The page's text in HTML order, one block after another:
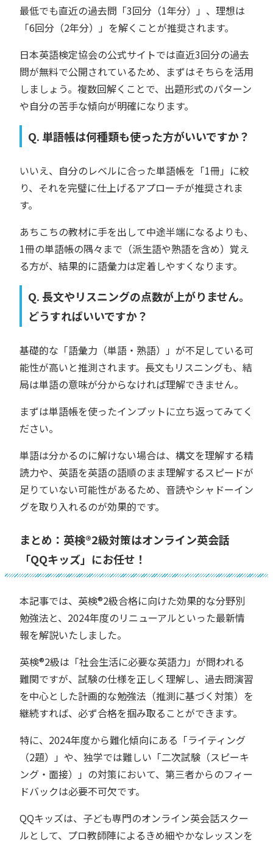
最低でも直近の過去問「3回分（1年分）」、理想は
「6回分（2年分）」を解くことが推奨されます。
日本英語検定協会の公式サイトでは直近3回分の過去
問が無料で公開されているため、まずはそちらを活用
しましょう。複数回解くことで、出題形式のパターン
や自分の苦手な傾向が明確になります。
Q. 単語帳は何種類も使った方がいいですか？
いいえ、自分のレベルに合った単語帳を「1冊」に絞
り、それを完璧に仕上げるアプローチが推奨されま
す。
あちこちの教材に手を出して中途半端になるよりも、
1冊の単語帳の隅々まで（派生語や熟語を含め）覚え
る方が、結果的に語彙力は定着しやすくなります。
Q. 長文やリスニングの点数が上がりません。
どうすればいいですか？
基礎的な「語彙力（単語・熟語）」が不足している可
能性が高いと推測されます。長文もリスニングも、結
局は単語の意味が分からなければ理解できません。
まずは単語帳を使ったインプットに立ち返ってみてく
ださい。
単語は分かるのに解けない場合は、構文を理解する精
読力や、英語を英語の語順のまま理解するスピードが
足りていない可能性があるため、音読やシャドーイン
グを取り入れるのが効果的です。
まとめ：英検®︎2級対策はオンライン英会話
「QQキッズ」にお任せ！
本記事では、英検®︎2級合格に向けた効果的な分野別
勉強法と、2024年度のリニューアルといった最新情
報を解説いたしました。
英検®︎2級は「社会生活に必要な英語力」が問われる
難関ですが、試験の仕様を正しく理解し、過去問演習
を中心とした計画的な勉強法（推測に基づく対策）を
継続すれば、必ず合格を掴み取ることができます。
特に、2024年度から難化傾向にある「ライティング
（2題）」や、独学では難しい「二次試験（スピーキ
ング・面接）」の対策において、第三者からのフィー
ドバックは必要不可欠です。
QQキッズは、子ども専門のオンライン英会話スクー
ルとして、プロ教師陣によるきめ細やかなレッスンを